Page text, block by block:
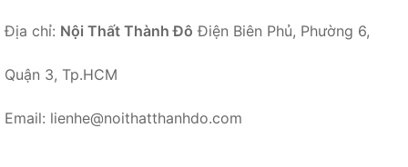
Địa chỉ: Nội Thất Thành Đô Điện Biên Phủ, Phường 6,
Quận 3, Tp.HCM
Email: lienhe@noithatthanhdo.com